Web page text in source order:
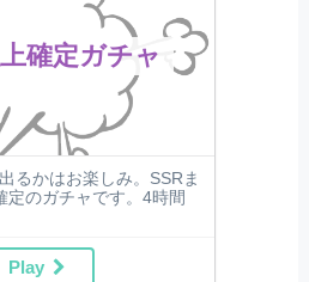
確定ガチャ
るかはお楽しみ。SSRま
のガチャです。4時間
Play